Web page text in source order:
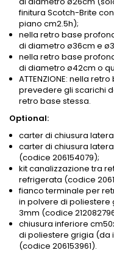
finitura Scotch-Brite
piano cm2.5h);
nella retro base
di diametro ø36cm e
nella retro base
di diametro ø42cm o
ATTENZIONE: nella
prevedere gli scarichi
retro base stessa.
Optional:
carter di chiusura
carter di chiusura
(codice 206154079);
kit canalizzazione tra
refrigerata (codice
fianco terminale per
in polvere di poliestere
3mm (codice
chiusura inferiore
di poliestere grigia (da
(codice 206153961).